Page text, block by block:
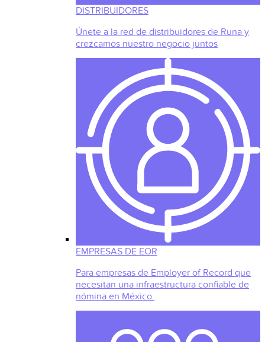
DISTRIBUIDORES
Únete a la red de distribuidores de Runa y
crezcamos nuestro negocio juntos
EMPRESAS DE EOR
Para empresas de Employer of Record que
necesitan una infraestructura confiable de
nómina en México.